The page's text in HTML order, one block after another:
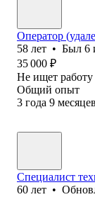
Оператор
58 лет • Был 6
35 000 ₽
Не ищет работу
Общий опыт
3 года 9 месяцев
Специалист
60 лет •